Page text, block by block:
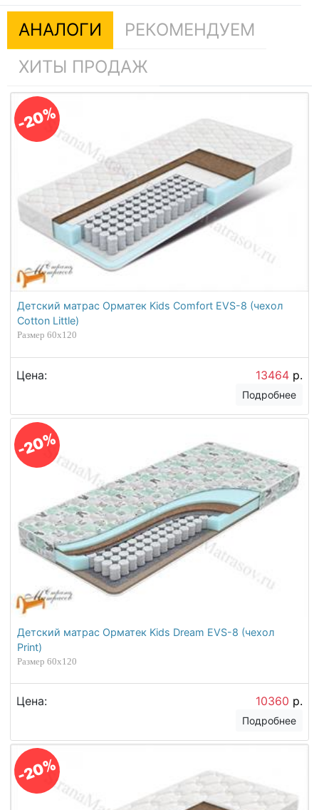
АНАЛОГИ
РЕКОМЕНДУЕМ
ХИТЫ ПРОДАЖ
-20%
Детский матрас Орматек Kids Comfort EVS-8 (чехол
Cotton Little)
Размер 60х120
Цена: 13464 р.
Подробнее
-20%
Детский матрас Орматек Kids Dream EVS-8 (чехол
Print)
Размер 60х120
Цена: 10360 р.
Подробнее
-20%